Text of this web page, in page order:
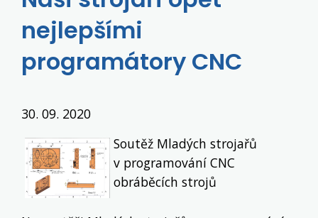
nejlepšími
programátory CNC
30. 09. 2020
Soutěž Mladých strojařů
v programování CNC
obráběcích strojů